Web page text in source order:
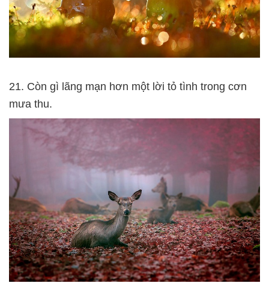
21. Còn gì lãng mạn hơn một lời tỏ tình trong cơn
mưa thu.